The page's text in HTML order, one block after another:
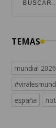
TEMAS
mundial 2026
españa